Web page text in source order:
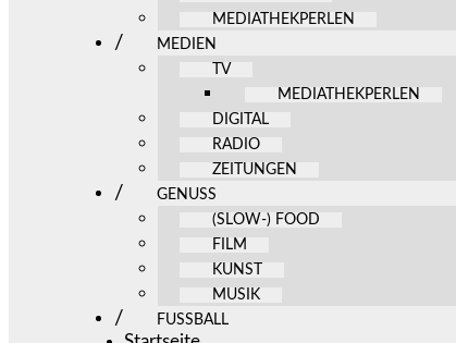
MEDIATHEKPERLEN
MEDIEN
TV
MEDIATHEKPERLEN
DIGITAL
RADIO
ZEITUNGEN
GENUSS
(SLOW-) FOOD
FILM
KUNST
MUSIK
FUSSBALL